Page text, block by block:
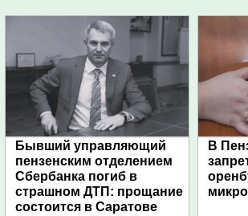
Бывший управляющий
пензенским отделением
Сбербанка погиб в
страшном ДТП: прощание
состоится в Саратове
В